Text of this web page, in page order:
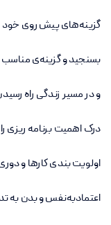
گزینه‌های پیش روی خود
بسنجید و گزینه‌ی مناسب
و در مسیر زندگی راه
درک اهمیت برنامه ریزی
اولویت بندی کارها و
اعتماد‌به‌نفس و بدن به